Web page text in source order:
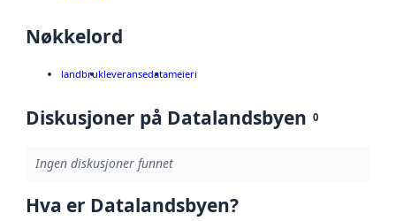
Nøkkelord
landbrukleveransedatameieri
Diskusjoner på Datalandsbyen 0
Ingen diskusjoner funnet
Hva er Datalandsbyen?